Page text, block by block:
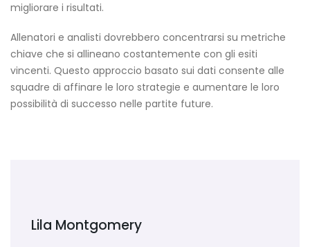
migliorare i risultati.
Allenatori e analisti dovrebbero concentrarsi su metriche
chiave che si allineano costantemente con gli esiti
vincenti. Questo approccio basato sui dati consente alle
squadre di affinare le loro strategie e aumentare le loro
possibilità di successo nelle partite future.
Lila Montgomery